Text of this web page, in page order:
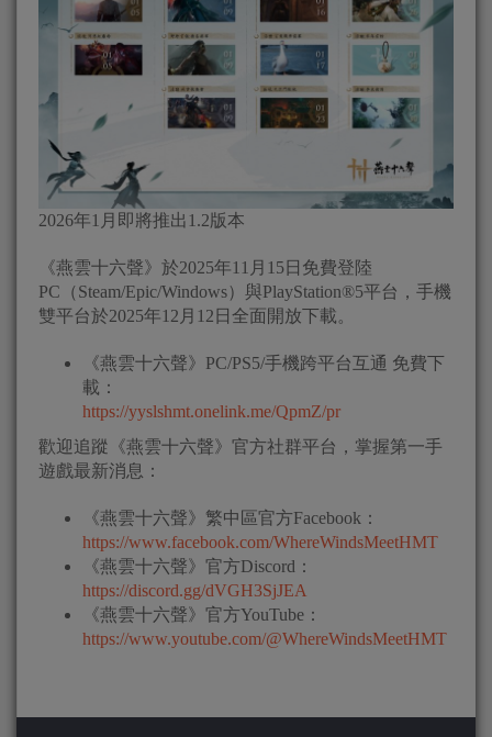
2026年1月即將推出1.2版本
《燕雲十六聲》於2025年11月15日免費登陸
PC（Steam/Epic/Windows）與PlayStation®5平台，手機
雙平台於2025年12月12日全面開放下載。
《燕雲十六聲》PC/PS5/手機跨平台互通 免費下
載：
https://yyslshmt.onelink.me/QpmZ/pr
歡迎追蹤《燕雲十六聲》官方社群平台，掌握第一手
遊戲最新消息：
《燕雲十六聲》繁中區官方Facebook：
https://www.facebook.com/WhereWindsMeetHMT
《燕雲十六聲》官方Discord：
https://discord.gg/dVGH3SjJEA
《燕雲十六聲》官方YouTube：
https://www.youtube.com/@WhereWindsMeetHMT